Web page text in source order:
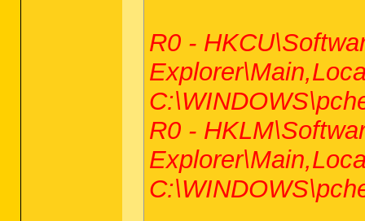
R0 -
R0 -